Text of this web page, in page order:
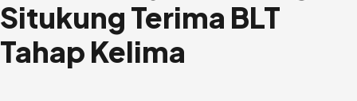
Situkung Terima BLT
Tahap Kelima